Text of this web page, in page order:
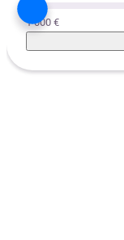
1 000 €